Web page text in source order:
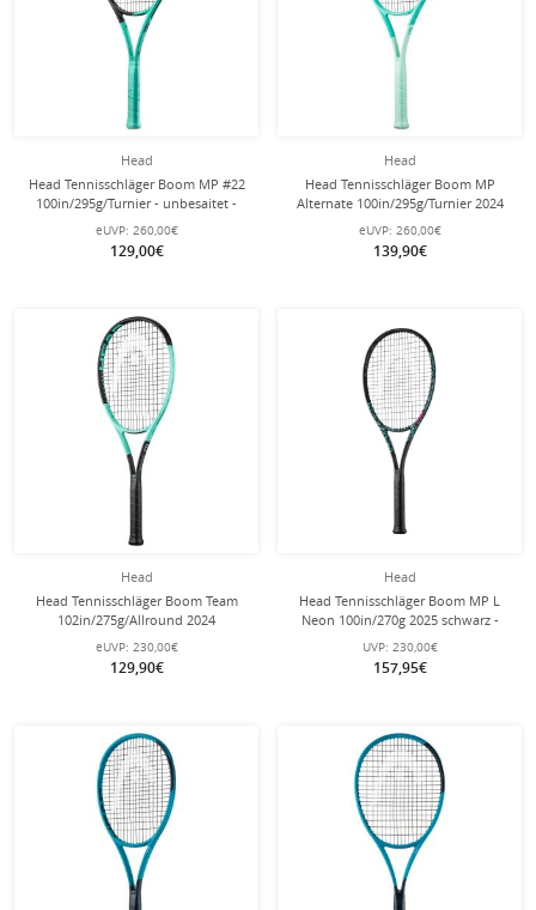
Head
Head Tennisschläger Boom MP #22
100in/295g/Turnier - unbesaitet -
eUVP: 260,00€
129,00€
Head
Head Tennisschläger Boom MP
Alternate 100in/295g/Turnier 2024
türkis/mint - unbesaitet -
eUVP: 260,00€
139,90€
Head
Head Tennisschläger Boom Team
102in/275g/Allround 2024
schwarz/türkis - unbesaitet -
eUVP: 230,00€
129,90€
Head
Head Tennisschläger Boom MP L
Neon 100in/270g 2025 schwarz -
unbesaitet -
UVP: 230,00€
157,95€